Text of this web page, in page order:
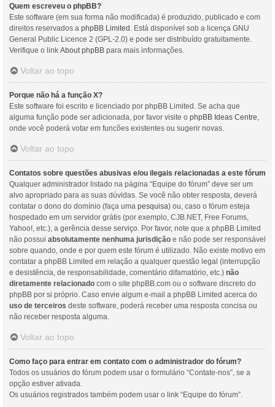
Quem escreveu o phpBB?
Este software (em sua forma não modificada) é produzido, publicado e com
direitos reservados a phpBB Limited . Está disponível sob a licença GNU
General Public Licence 2 (GPL-2.0) e pode ser distribuído gratuitamente.
Verifique o link About phpBB para mais informações.
Voltar ao topo
Porque não há a função X?
Este software foi escrito e licenciado por phpBB Limited. Se acha que
alguma função pode ser adicionada, por favor visite o phpBB Ideas Centre,
onde você poderá votar em funcões existentes ou sugerir novas.
Voltar ao topo
Contatos sobre questões abusivas e/ou ilegais relacionadas a este fórum
Qualquer administrador listado na página “Equipe do fórum” deve ser um
alvo apropriado para as suas dúvidas. Se você não obter resposta, deverá
contatar o dono do domínio (faça uma pesquisa) ou, caso o fórum esteja
hospedado em um servidor grátis (por exemplo, CJB.NET, Free Forums,
Yahoo!, etc.), a gerência desse serviço. Por favor, note que a phpBB Limited
não possui absolutamente nenhuma jurisdição e não pode ser responsável
sobre quando, onde e por quem este fórum é utilizado. Não existe motivo em
contatar a phpBB Limited em relação a qualquer questão legal (interrupção
e desistência, de responsabilidade, comentário difamatório, etc.) não
diretamente relacionado com o site phpBB.com ou o software discreto do
phpBB por si próprio. Caso envie algum e-mail a phpBB Limited acerca do
uso de terceiros deste software, poderá receber uma resposta concisa ou
não receber resposta alguma.
Voltar ao topo
Como faço para entrar em contato com o administrador do fórum?
Todos os usuários do fórum podem usar o formulário “Contate-nos”, se a
opção estiver ativada.
Os usuários registrados também podem usar o link “Equipe do fórum”.